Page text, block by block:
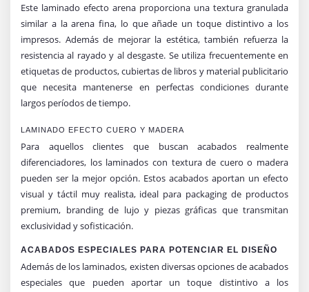
Este laminado efecto arena proporciona una textura granulada
similar a la arena fina, lo que añade un toque distintivo a los
impresos. Además de mejorar la estética, también refuerza la
resistencia al rayado y al desgaste. Se utiliza frecuentemente en
etiquetas de productos, cubiertas de libros y material publicitario
que necesita mantenerse en perfectas condiciones durante
largos períodos de tiempo.
LAMINADO EFECTO CUERO Y MADERA
Para aquellos clientes que buscan acabados realmente
diferenciadores, los laminados con textura de cuero o madera
pueden ser la mejor opción. Estos acabados aportan un efecto
visual y táctil muy realista, ideal para packaging de productos
premium, branding de lujo y piezas gráficas que transmitan
exclusividad y sofisticación.
ACABADOS ESPECIALES PARA POTENCIAR EL DISEÑO
Además de los laminados, existen diversas opciones de acabados
especiales que pueden aportar un toque distintivo a los